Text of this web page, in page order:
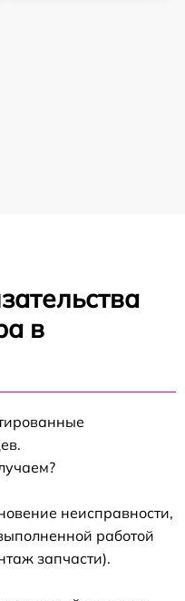
в
неисправности,
работой
запчасти).